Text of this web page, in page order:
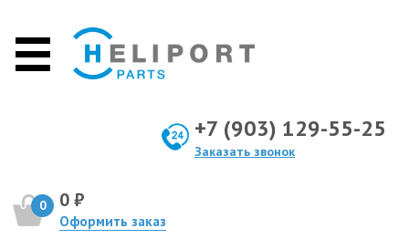
+7 (903) 129-55-25
Заказать звонок
0 0 ₽
Оформить заказ